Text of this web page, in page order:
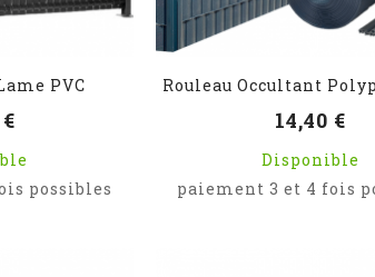
PVC
possibles
Rouleau Occultant
14,40 €
Disponible
paiement 3 et 4 fois